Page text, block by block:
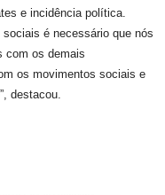
e incidência política.
é necessário que nós
com os demais
os movimentos sociais e
destacou.